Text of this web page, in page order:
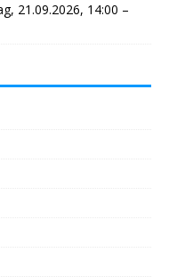
21.09.2026, 14:00 –